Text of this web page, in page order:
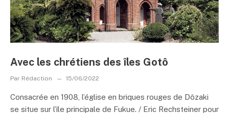
Avec les chrétiens des îles Gotô
Par Rédaction 15/06/2022
Consacrée en 1908, l’église en briques rouges de Dôzaki
se situe sur l’île principale de Fukue. / Eric Rechsteiner pour